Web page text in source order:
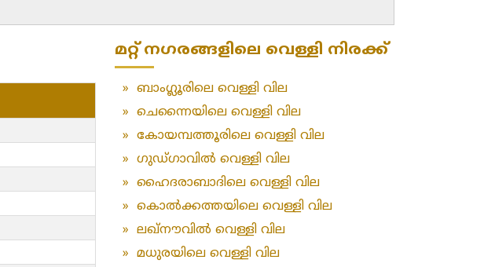
മറ്റ് നഗരങ്ങളിലെ വെള്ളി നിരക്ക്
» ബാംഗ്ലൂരിലെ വെള്ളി വില
» ചെന്നൈയിലെ വെള്ളി വില
» കോയമ്പത്തൂരിലെ വെള്ളി വില
» ഗുഡ്ഗാവിൽ വെള്ളി വില
» ഹൈദരാബാദിലെ വെള്ളി വില
» കൊൽക്കത്തയിലെ വെള്ളി വില
» ലഖ്‌നൗവിൽ വെള്ളി വില
» മധുരയിലെ വെള്ളി വില